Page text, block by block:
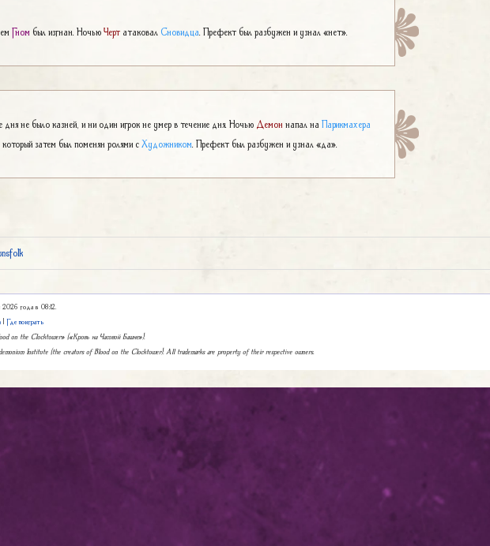
Гномбыл изгнан. НочьюЧертатаковал Сновидца . Префект был разбужен и узнал «нет».
дня не было казней, и ни один игрок не умер в течение дня. Ночью Демон напал на Парикмахера
, который затем был поменян ролями сХудожником. Префект был разбужен и узнал «да».
2026 года в 08:12.
|Где поиграть
on the Clocktower» («Кровь на Часовой Башне»).
Institute (the creators of Blood on the Clocktower). All trademarks are property of their respective owners.